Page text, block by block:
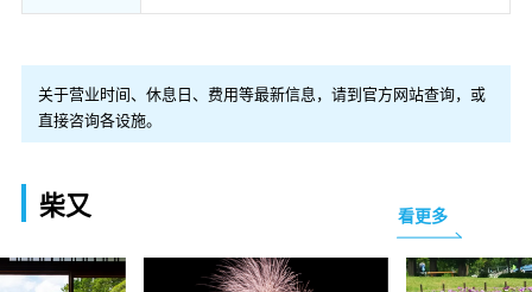
关于营业时间、休息日、费用等最新信息，请到官方网站查询，或
直接咨询各设施。
柴又 看更多